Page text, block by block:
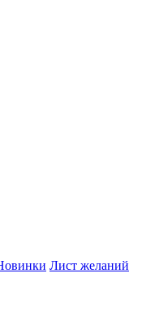
Лист желаний